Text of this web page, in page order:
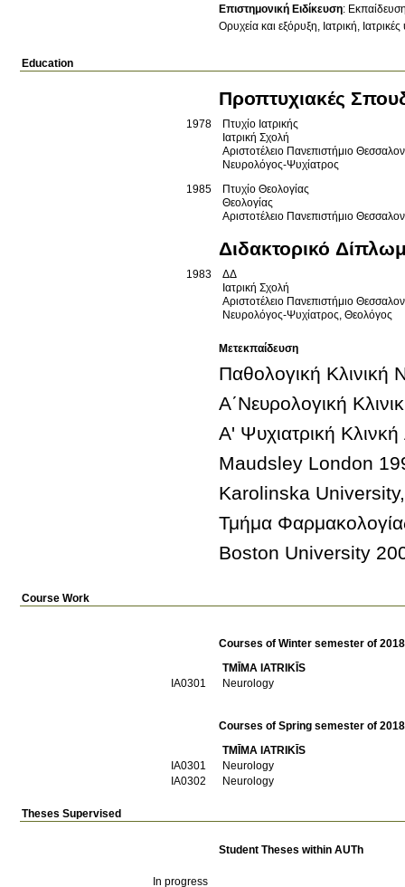
Επιστημονική Ειδίκευση:
Ορυχεία και εξόρυξη
Ιατρική
Education
Προπτυχιακές
1978
Πτυχίο Ιατρικής
Ιατρική Σχολή
Αριστοτέλειο Πανεπιστήμιο
Νευρολόγος-Ψυχίατρος
1985
Πτυχίο Θεολογίας
Θεολογίας
Αριστοτέλειο Πανεπιστήμιο
Διδακτορικό
1983
ΔΔ
Ιατρική Σχολή
Αριστοτέλειο Πανεπιστήμιο
Νευρολόγος-Ψυχίατρος, Θεολόγος
Μετεκπαίδευση
Boston University
Course Work
Courses of Winter semester of
TMĪMA IATRIKĪS
ΙΑ0301
Neurology
Courses of Spring semester of
TMĪMA IATRIKĪS
ΙΑ0301
Neurology
ΙΑ0302
Neurology
Theses Supervised
Student Theses within AUTh
In progress